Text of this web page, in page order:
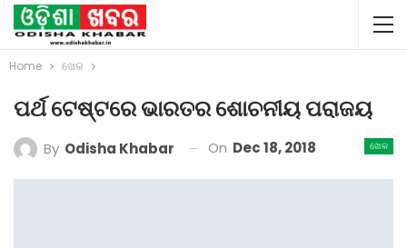
Home ଖେଳ
ପର୍ଥ ଟେଷ୍ଟରେ ଭାରତର ଶୋଚନୀୟ ପରାଜୟ
ଖେଳ
By Odisha Khabar On Dec 18, 2018